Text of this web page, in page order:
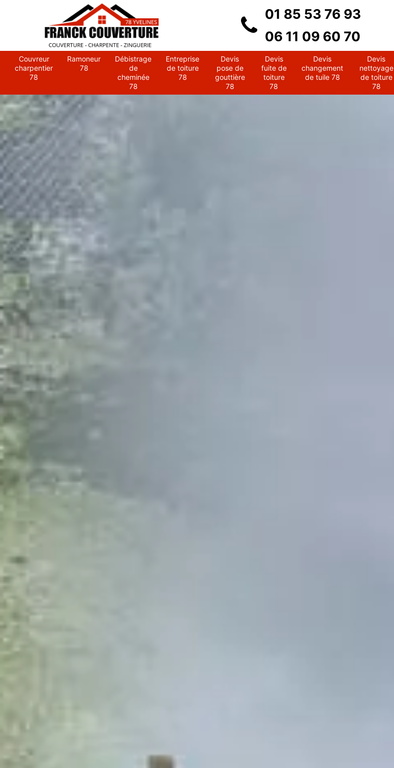
01 85 53 76 93
06 11 09 60 70
Couvreur
charpentier
78
Ramoneur
78
Débistrage
de
cheminée
78
Entreprise
de toiture
78
Devis
pose de
gouttière
78
Devis
fuite de
toiture
78
Devis
changement
de tuile 78
Devis
nettoyage
de toiture
78